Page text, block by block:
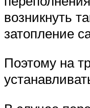
возникнуть
затопление
Поэтому на